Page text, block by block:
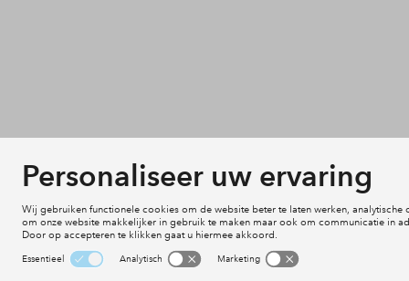
Aanvraag indienen
Voorwaarden
Projecten